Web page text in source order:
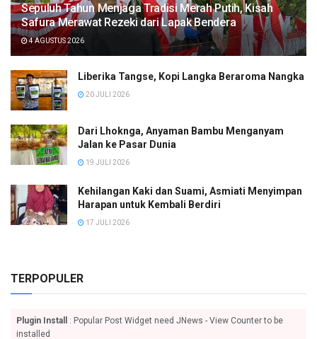
Sepuluh Tahun Menjaga Tradisi Merah Putih, Kisah
Safura Merawat Rezeki dari Lapak Bendera
4 AGUSTUS 2026
Liberika Tangse, Kopi Langka Beraroma Nangka
20 JULI 2026
Dari Lhoknga, Anyaman Bambu Menganyam
Jalan ke Pasar Dunia
19 JULI 2026
Kehilangan Kaki dan Suami, Asmiati Menyimpan
Harapan untuk Kembali Berdiri
17 JULI 2026
TERPOPULER
Plugin Install
: Popular Post Widget need JNews - View Counter to be
installed